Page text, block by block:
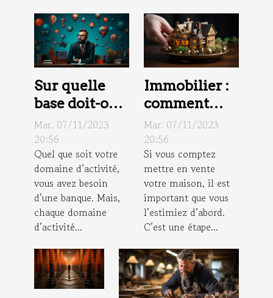
Sur quelle
base doit-on
choisir une
banque pour
la profession
libérale ?
Mar. 07/11/2023
20:56
Quel que soit votre
domaine d’activité,
vous avez besoin
d’une banque. Mais,
chaque domaine
d’activité...
Immobilier :
comment
faire estimer
sa maison ?
Mar. 07/11/2023
20:56
Si vous comptez
mettre en vente
votre maison, il est
important que vous
l’estimiez d’abord.
C’est une étape...